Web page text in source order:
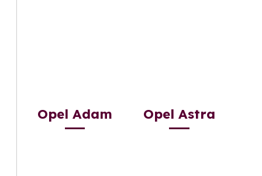
Opel Adam Opel Astra